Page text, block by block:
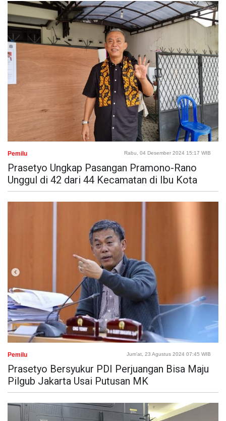
Pemilu Rabu, 04 Desember 2024 15:17 WIB
Prasetyo Ungkap Pasangan Pramono-Rano
Unggul di 42 dari 44 Kecamatan di Ibu Kota
Pemilu Jum'at, 23 Agustus 2024 07:45 WIB
Prasetyo Bersyukur PDI Perjuangan Bisa Maju
Pilgub Jakarta Usai Putusan MK